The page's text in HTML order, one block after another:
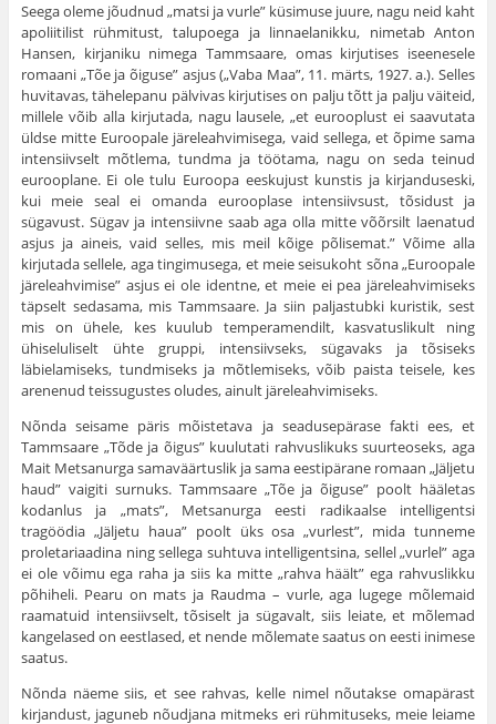
Seega oleme jõudnud „matsi ja vurle” küsimuse juure, nagu neid kaht
apoliitilist rühmitust, talupoega ja linnaelanikku, nimetab Anton
Hansen, kirjaniku nimega Tammsaare, omas kirjutises iseenesele
romaani „Tõe ja õiguse” asjus („Vaba Maa”, 11. märts, 1927. a.). Selles
huvi­tavas, tähelepanu pälvivas kirjutises on palju tõtt ja palju väiteid,
millele võib alla kirjutada, nagu lausele, „et eurooplust ei saavutata
üldse mitte Euroopale järeleahvimisega, vaid sellega, et õpime sama
intensiivselt mõt­lema, tundma ja töötama, nagu on seda teinud
eurooplane. Ei ole tulu Euroopa eeskujust kunstis ja kirjanduseski,
kui meie seal ei omanda eurooplase intensiivsust, tõsidust ja
sügavust. Sügav ja inten­siivne saab aga olla mitte võõrsilt laenatud
asjus ja aineis, vaid selles, mis meil kõige põlisemat.” Võime alla
kirjutada sellele, aga tingimusega, et meie seisukoht sõna „Euroopale
järeleahvimise” asjus ei ole identne, et meie ei pea järeleahvimiseks
täpselt sedasama, mis Tammsaare. Ja siin paljastubki kuristik, sest
mis on ühele, kes kuulub temperamendilt, kasvatuslikult ning
ühiseluliselt ühte gruppi, intensiivseks, sügavaks ja tõsiseks
läbielamiseks, tundmiseks ja mõtlemiseks, võib paista teisele, kes
arenenud teissugustes oludes, ainult järeleahvimiseks.
Nõnda seisame päris mõistetava ja seadusepärase fakti ees, et
Tamm­saare „Tõde ja õigus” kuulutati rahvuslikuks suurteoseks, aga
Mait Metsa­nurga samaväärtuslik ja sama eestipärane romaan „Jäljetu
haud” vaigiti surnuks. Tammsaare „Tõe ja õiguse” poolt hääletas
kodanlus ja „mats”, Metsanurga eesti radikaalse intelligentsi
tragöödia „Jäljetu haua” poolt üks osa „vurlest”, mida tunneme
proletariaadina ning sellega suhtuva intelli­gentsina, sellel „vurlel” aga
ei ole võimu ega raha ja siis ka mitte „rahva häält” ega rahvuslikku
põhiheli. Pearu on mats ja Raudma – vurle, aga lugege mõlemaid
raamatuid intensiivselt, tõsiselt ja sügavalt, siis leiate, et mõlemad
kangelased on eestlased, et nende mõlemate saatus on eesti inimese
saatus.
Nõnda näeme siis, et see rahvas, kelle nimel nõutakse omapärast
kirjandust, jaguneb nõudjana mitmeks eri rühmituseks, meie leiame